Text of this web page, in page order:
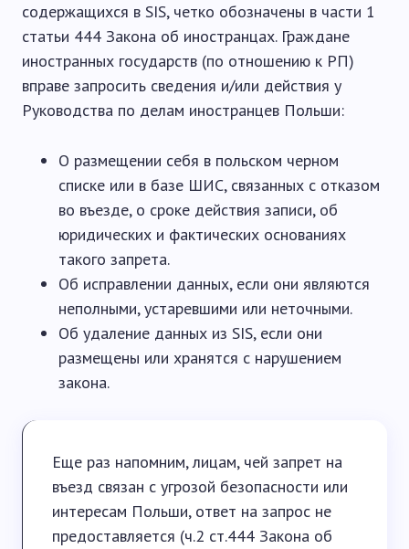
содержащихся в SIS, четко обозначены в части 1
статьи 444 Закона об иностранцах. Граждане
иностранных государств (по отношению к РП)
вправе запросить сведения и/или действия у
Руководства по делам иностранцев Польши:
О размещении себя в польском черном
списке или в базе ШИС, связанных с отказом
во въезде, о сроке действия записи, об
юридических и фактических основаниях
такого запрета.
Об исправлении данных, если они являются
неполными, устаревшими или неточными.
Об удаление данных из SIS, если они
размещены или хранятся с нарушением
закона.
Еще раз напомним, лицам, чей запрет на
въезд связан с угрозой безопасности или
интересам Польши, ответ на запрос не
предоставляется (ч.2 ст.444 Закона об